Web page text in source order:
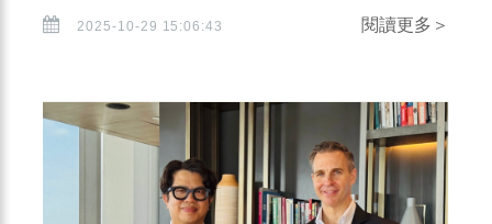
2025-10-29 15:06:43 閱讀更多＞